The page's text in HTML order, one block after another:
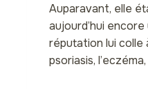
Auparavant, elle
aujourd’hui
réputation lui colle
psoriasis,